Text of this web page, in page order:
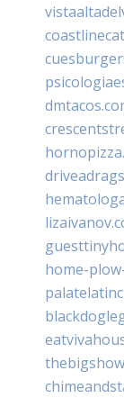
home-